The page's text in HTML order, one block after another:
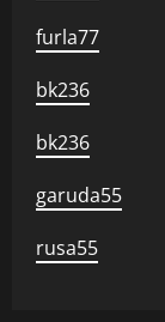
furla77
bk236
bk236
garuda55
rusa55